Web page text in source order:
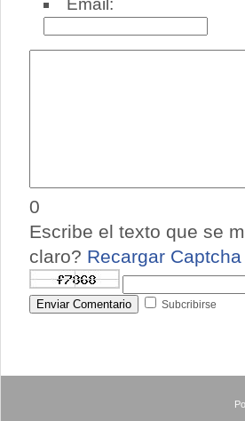
Email:
0
Escribe el texto que se
claro? Recargar Captcha
Enviar Comentario Subcribirse